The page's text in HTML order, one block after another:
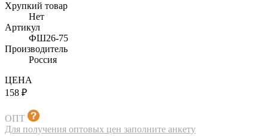
Хрупкий товар
Нет
Артикул
ФШ26-75
Производитель
Россия
ЦЕНА
158 ₽
ОПТ
Для получения оптовых цен заполните анкету